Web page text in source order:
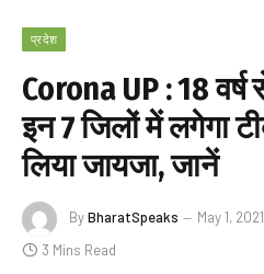
प्रदेश
Corona UP : 18
इन 7 जिलों में लगेगा
लिया जायजा, जानें
ByBharatSpeaks May 1, 2021
3 Mins Read